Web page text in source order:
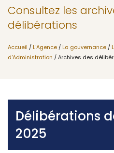
Consultez les
délibérations
Accueil / L'Agence / La gouvernance /
d'Administration / Archives des
Délibérations
2025